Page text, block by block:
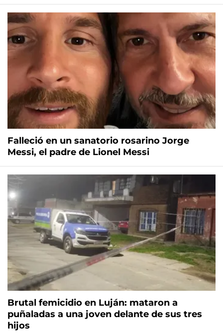
Falleció en un sanatorio rosarino Jorge
Messi, el padre de Lionel Messi
Brutal femicidio en Luján: mataron a
puñaladas a una joven delante de sus tres
hijos